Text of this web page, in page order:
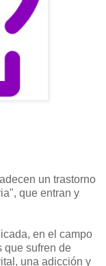
un trastorno
que entran y
en el campo
que sufren de
una adicción y